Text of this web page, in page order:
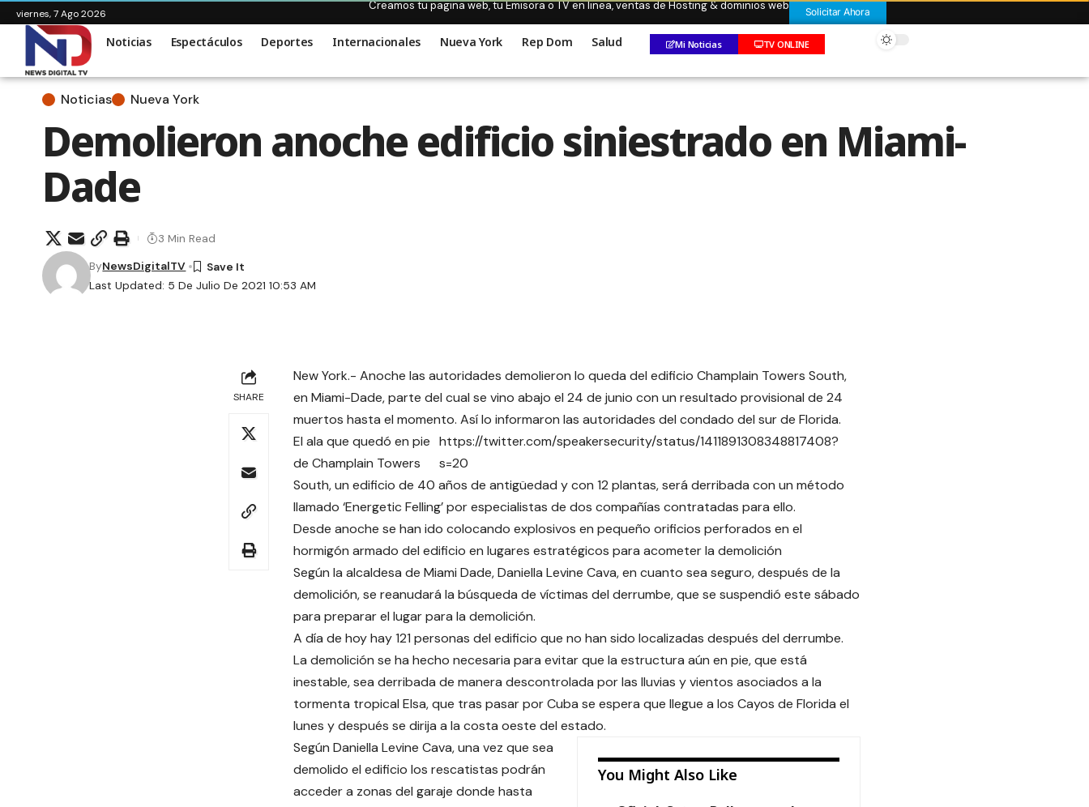
viernes, 7 Ago 2026
Creamos tu pagina web, tu Emisora o TV en linea, ventas de Hosting & dominios web Solicitar Ahora
Noticias Espectáculos Deportes Internacionales Nueva York Rep Dom Salud Mi Noticias TV ONLINE
Noticias Nueva York
Demolieron anoche edificio siniestrado en Miami-
Dade
Last Updated: 5 De Julio De 2021 10:53 AM
ByNewsDigitalTV
3 Min Read
SHARE
New York.- Anoche las autoridades demolieron lo queda del edificio Champlain Towers South,
en Miami-Dade, parte del cual se vino abajo el 24 de junio con un resultado provisional de 24
muertos hasta el momento. Así lo informaron las autoridades del condado del sur de Florida.
https://twitter.com/speakersecurity/status/1411891308348817408?
s=20
El ala que quedó en pie
de Champlain Towers
South, un edificio de 40 años de antigüedad y con 12 plantas, será derribada con un método
llamado ‘Energetic Felling’ por especialistas de dos compañías contratadas para ello.
Desde anoche se han ido colocando explosivos en pequeño orificios perforados en el
hormigón armado del edificio en lugares estratégicos para acometer la demolición
Según la alcaldesa de Miami Dade, Daniella Levine Cava, en cuanto sea seguro, después de la
demolición, se reanudará la búsqueda de víctimas del derrumbe, que se suspendió este sábado
para preparar el lugar para la demolición.
A día de hoy hay 121 personas del edificio que no han sido localizadas después del derrumbe.
La demolición se ha hecho necesaria para evitar que la estructura aún en pie, que está
inestable, sea derribada de manera descontrolada por las lluvias y vientos asociados a la
tormenta tropical Elsa, que tras pasar por Cuba se espera que llegue a los Cayos de Florida el
lunes y después se dirija a la costa oeste del estado.
You Might Also Like
Según Daniella Levine Cava, una vez que sea
demolido el edificio los rescatistas podrán
acceder a zonas del garaje donde hasta